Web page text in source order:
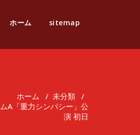
ホーム sitemap
ホーム / 未分類 /
A「重力シンパシー」公
演 初日